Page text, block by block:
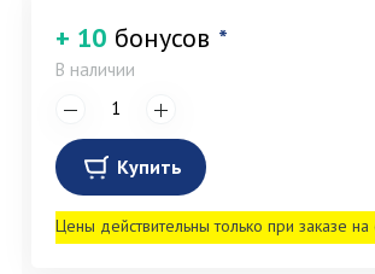
+ 10 бонусов *
В наличии
Купить
Цены действительны только при заказе на